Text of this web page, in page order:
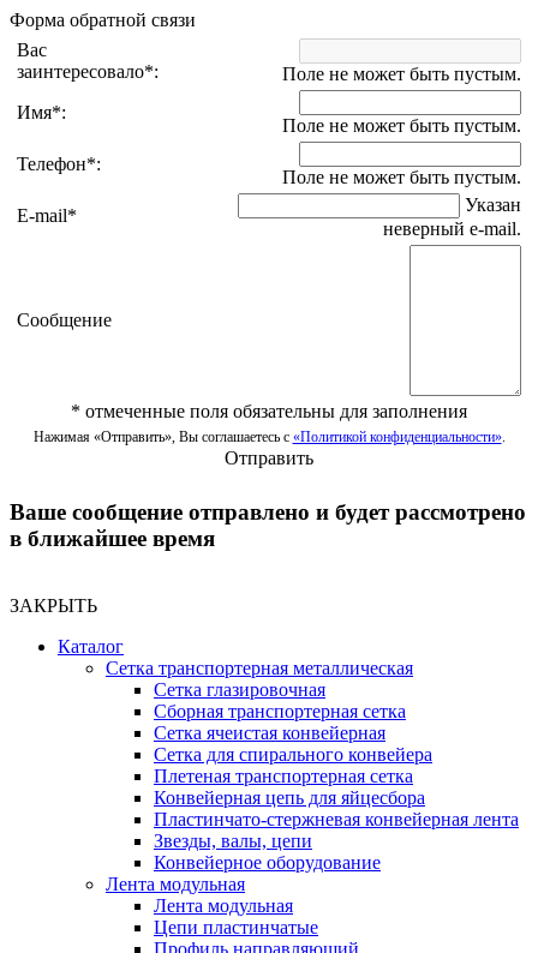
Форма обратной связи
Вас
заинтересовало*:
Поле не может быть пустым.
Имя*:
Поле не может быть пустым.
Телефон*:
Поле не может быть пустым.
E-mail*
Указан
неверный e-mail.
Сообщение
* отмеченные поля обязательны для заполнения
Нажимая «Отправить», Вы соглашаетесь с «Политикой конфиденциальности».
Отправить
Ваше сообщение отправлено и будет рассмотрено
в ближайшее время
ЗАКРЫТЬ
Каталог
Сетка транспортерная металлическая
Сетка глазировочная
Сборная транспортерная сетка
Сетка ячеистая конвейерная
Сетка для спирального конвейера
Плетеная транспортерная сетка
Конвейерная цепь для яйцесбора
Пластинчато-стержневая конвейерная лента
Звезды, валы, цепи
Конвейерное оборудование
Лента модульная
Лента модульная
Цепи пластинчатые